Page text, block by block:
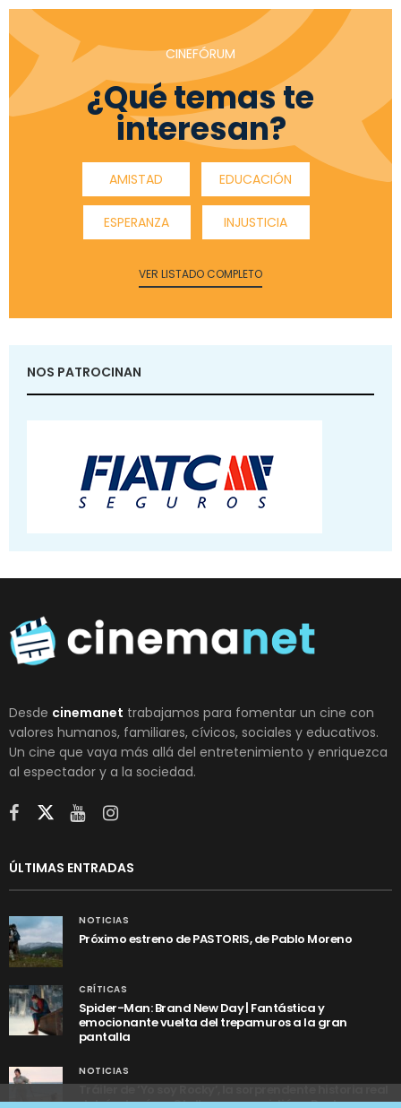
CINEFÓRUM
¿Qué temas te
interesan?
AMISTAD EDUCACIÓN
ESPERANZA INJUSTICIA
VER LISTADO COMPLETO
NOS PATROCINAN
Desde cinemanet trabajamos para fomentar un cine con
valores humanos, familiares, cívicos, sociales y educativos.
Un cine que vaya más allá del entretenimiento y enriquezca
al espectador y a la sociedad.
ÚLTIMAS ENTRADAS
NOTICIAS
Próximo estreno de PASTORIS, de Pablo Moreno
CRÍTICAS
Spider-Man: Brand New Day | Fantástica y
emocionante vuelta del trepamuros a la gran
pantalla
NOTICIAS
Tráiler de ‘Yo soy Rocky’, la sorprendente historia real
detrás de cómo Stallone se convirtió en Rocky